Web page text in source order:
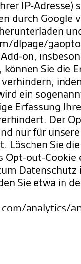
IP-Adresse)
durch Google
dlpage/
on,
Sie die
ein
Erfassung
Der
nur für
Löschen Sie
Opt-out-Cookie
Datenschutz
Sie etwa in
analytics/